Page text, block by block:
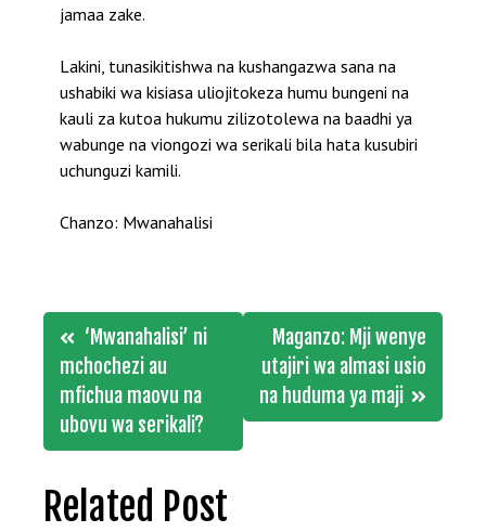
jamaa zake.
Lakini, tunasikitishwa na kushangazwa sana na
ushabiki wa kisiasa uliojitokeza humu bungeni na
kauli za kutoa hukumu zilizotolewa na baadhi ya
wabunge na viongozi wa serikali bila hata kusubiri
uchunguzi kamili.
Chanzo: Mwanahalisi
Post
navigation
‘Mwanahalisi’ ni
mchochezi au
mfichua maovu na
ubovu wa serikali?
Maganzo: Mji wenye
utajiri wa almasi usio
na huduma ya maji
Related Post